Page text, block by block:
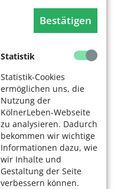
Bestätigen
Statistik
Statistik-Cookies
ermöglichen uns, die
Nutzung der
KölnerLeben-Webseite
zu analysieren. Dadurch
bekommen wir wichtige
Informationen dazu, wie
wir Inhalte und
Gestaltung der Seite
verbessern können.